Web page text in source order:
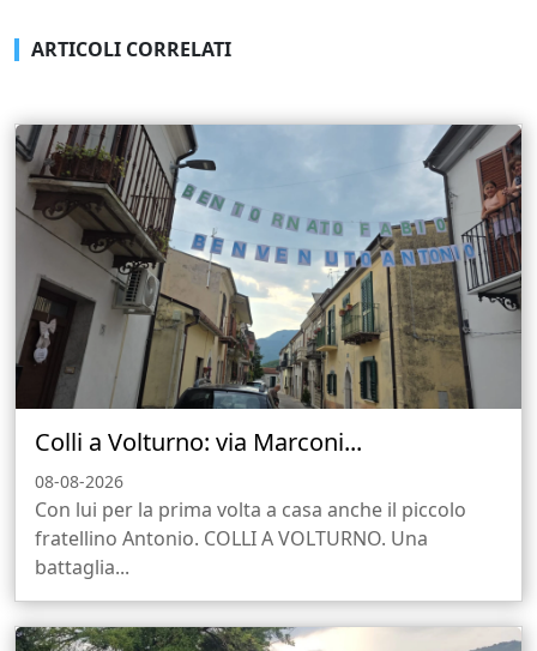
ARTICOLI CORRELATI
Colli a Volturno: via Marconi...
08-08-2026
Con lui per la prima volta a casa anche il piccolo
fratellino Antonio. COLLI A VOLTURNO. Una
battaglia...